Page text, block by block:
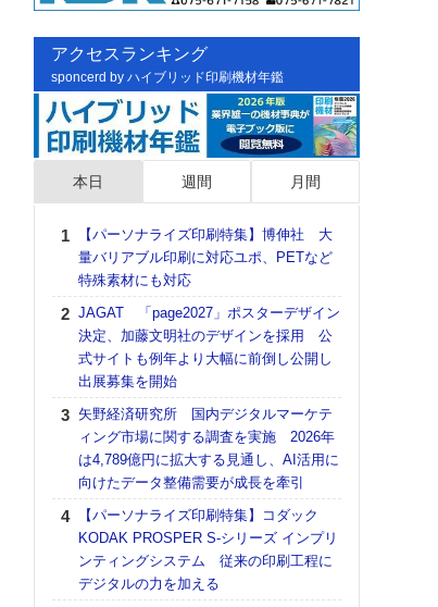
アクセスランキング
sponcerd by ハイブリッド印刷機材年鑑
本日 週間 月間
【パーソナライズ印刷特集】博伸社 大
量バリアブル印刷に対応ユポ、PETなど
特殊素材にも対応
JAGAT 「page2027」ポスターデザイン
決定、加藤文明社のデザインを採用 公
式サイトも例年より大幅に前倒し公開し
出展募集を開始
矢野経済研究所 国内デジタルマーケテ
ィング市場に関する調査を実施 2026年
は4,789億円に拡大する見通し、AI活用に
向けたデータ整備需要が成長を牽引
【パーソナライズ印刷特集】コダック
KODAK PROSPER S-シリーズ インプリ
ンティングシステム 従来の印刷工程に
デジタルの力を加える